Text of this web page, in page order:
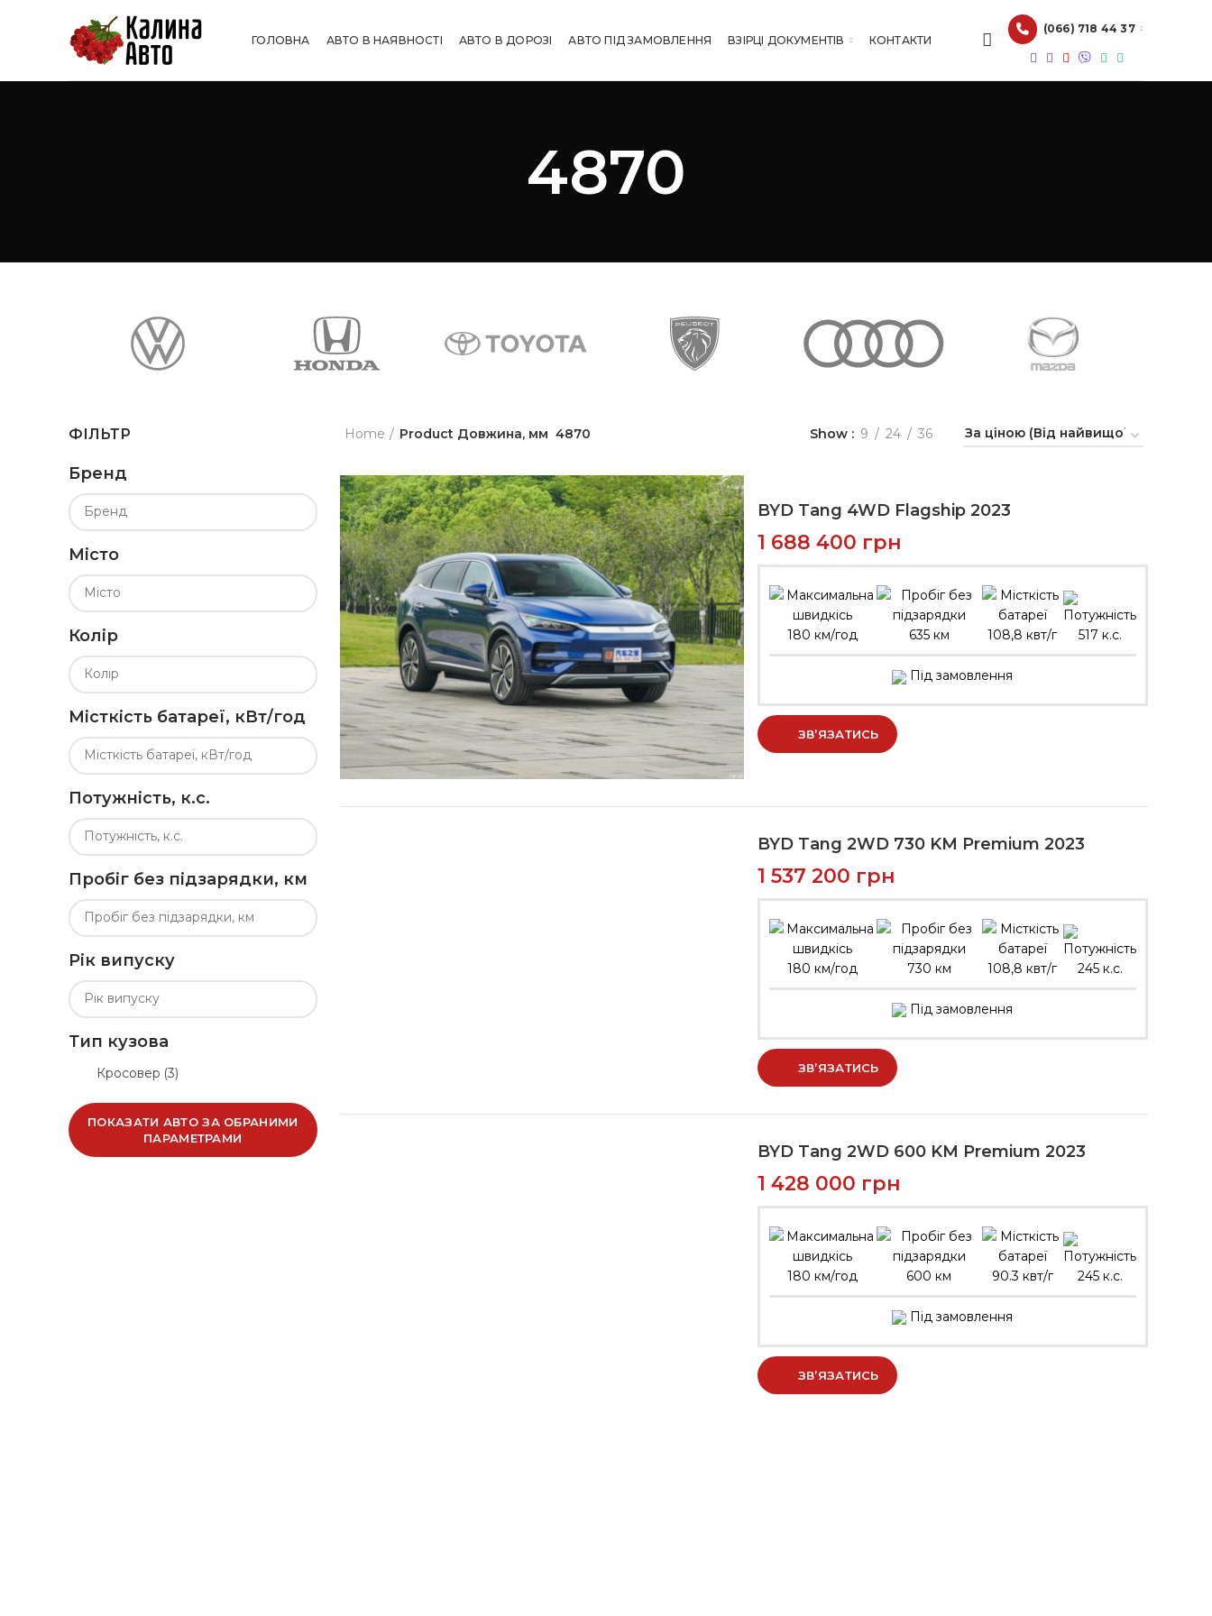
ГОЛОВНА АВТО В НАЯВНОСТІ АВТО В ДОРОЗІ АВТО ПІД ЗАМОВЛЕННЯ ВЗІРЦІ ДОКУМЕНТІВ КОНТАКТИ
(066) 718 44 37
4870
ФІЛЬТР
Бренд
Місто
Колір
Місткість батареї, кВт/год
Потужність, к.с.
Пробіг без підзарядки, км
Рік випуску
Тип кузова
Кросовер (3)
ПОКАЗАТИ АВТО ЗА ОБРАНИМИ
ПАРАМЕТРАМИ
Home Product Довжина, мм 4870 Show 9 24 36
BYD Tang 4WD Flagship 2023
1 688 400 грн
180 км/год 635 км 108,8 квт/г 517 к.с.
Під замовлення
ЗВ’ЯЗАТИСЬ
BYD Tang 2WD 730 KM Premium 2023
1 537 200 грн
180 км/год 730 км 108,8 квт/г 245 к.с.
Під замовлення
ЗВ’ЯЗАТИСЬ
BYD Tang 2WD 600 KM Premium 2023
1 428 000 грн
180 км/год 600 км 90.3 квт/г 245 к.с.
Під замовлення
ЗВ’ЯЗАТИСЬ